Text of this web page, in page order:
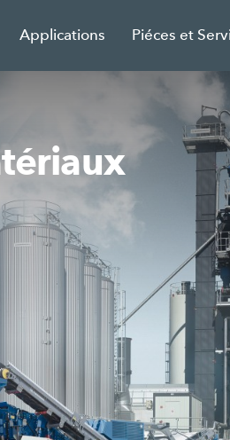
Applications Piéces et